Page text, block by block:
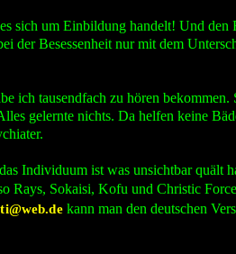
sich um Einbildung handelt! Und
der Besessenheit nur mit dem
ich tausendfach zu hören
gelernte nichts. Da helfen keine
Individuum ist was unsichtbar quält
Rays, Sokaisi, Kofu und Christic
kann man den deutschen